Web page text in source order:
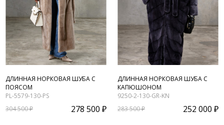
ДЛИННАЯ НОРКОВАЯ ШУБА С
ПОЯСОМ
PL-5579-130-PS
304 500 ₽
278 500 ₽
ДЛИННАЯ НОРКОВАЯ ШУБА С
КАПЮШОНОМ
9250-2-130-GR-KN
283 500 ₽
252 000 ₽